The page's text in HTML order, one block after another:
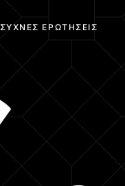
ΣΥΧΝΈΣ ΕΡΩΤΉΣΕΙΣ